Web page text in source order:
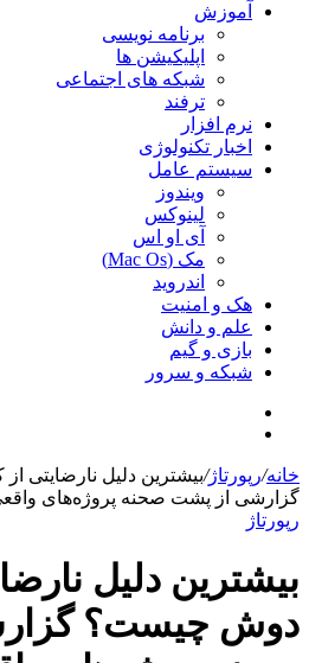
آموزش
برنامه نویسی
اپلیکیشن ها
شبکه های اجتماعی
ترفند
نرم افزار
اخبار تکنولوژی
سیستم عامل
ویندوز
لینوکس
آی او اس
مک (Mac Os)
اندروید
هک و امنیت
علم و دانش
بازی و گیم
شبکه و سرور
خانه/رپورتاژ/بیشترین دلیل نارضایتی
گزارشی از پشت صحنه پروژه‌های
رپورتاژ
بیشترین دلیل
دوش چیست؟